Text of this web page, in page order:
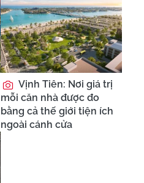
Vịnh Tiên: Nơi giá trị
mỗi căn nhà được đo
bằng cả thế giới tiện ích
ngoài cánh cửa